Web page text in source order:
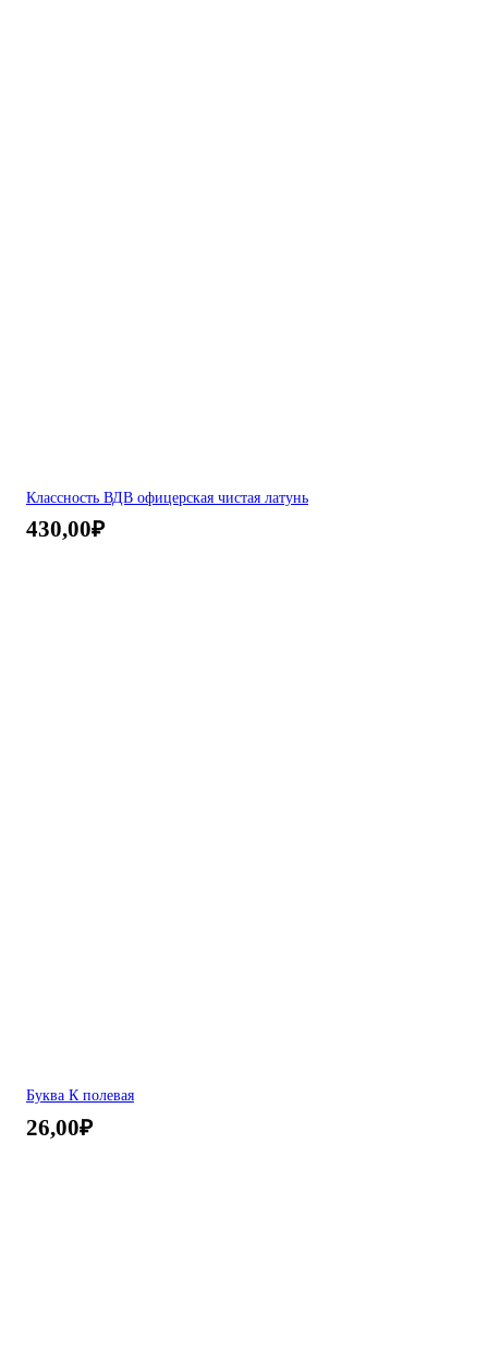
Классность ВДВ офицерская чистая латунь
430,00₽
Буква К полевая
26,00₽